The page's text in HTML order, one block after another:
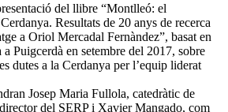
del llibre “Montlleó: el
Resultats de 20 anys de recerca
a Oriol Mercadal Fernàndez”, basat en
Puigcerdà en setembre del 2017, sobre
dutes a la Cerdanya per l’equip liderat
Josep Maria Fullola, catedràtic de
del SERP i Xavier Mangado, com